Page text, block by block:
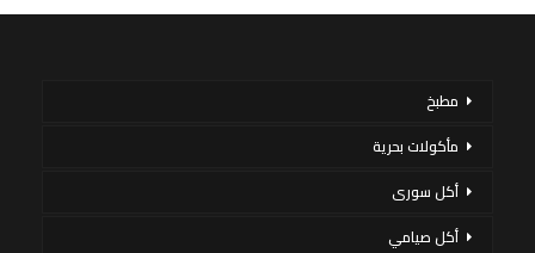
مطبخ
مأكولات بحرية
أكل سورى
أكل صيامي